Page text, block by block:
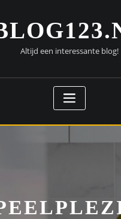
Altijd een interessante blog!